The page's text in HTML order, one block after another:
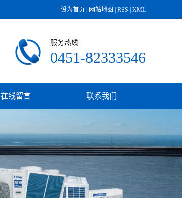
设为首页 网站地图 RSS XML
服务热线
0451-82333546
在线留言 联系我们